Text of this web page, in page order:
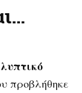
προβλήθηκε